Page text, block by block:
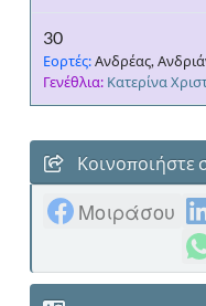
30
Εορτές:Ανδρέας,
Γενέθλια: Κατερίνα
Κοινοποιήστε
Μοιράσου